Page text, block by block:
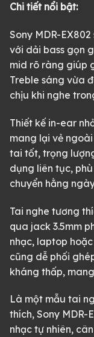
Chi tiết nổi bật:
Sony MDR-
với dải bass gọn
mid rõ ràng giúp
Treble sáng vừa
chịu khi nghe
Thiết kế in-ear
mang lại vẻ
tai tốt, trọng
dụng liên tục,
chuyển hằng
Tai nghe tương
qua jack 3.5mm
nhạc, laptop hoặc
cũng dễ phối
kháng thấp,
Là một mẫu tai
thích, Sony MDR-
nhạc tự nhiên,